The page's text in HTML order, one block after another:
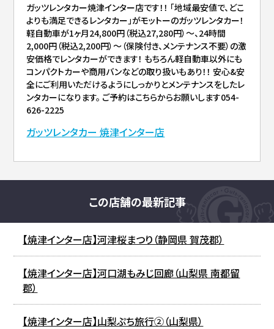
ガッツレンタカー焼津インター店です！！ 「地域最安値で、どこ
よりも満足できるレンタカー」がモットーのガッツレンタカー！
軽自動車が1ヶ月24,800円（税込27,280円）〜、24時間
2,000円（税込2,200円）〜（保険付き、メンテナンス不要）の激
安価格でレンタカーができます！ もちろん軽自動車以外にも
コンパクトカーや商用バンなどの取り扱いもあり！！ 安心&安
全にご利用いただけるようにしっかりとメンテナンスをしたレ
ンタカーになります。 ご予約はこちらからお願いします054-
626-2225
ガッツレンタカー 焼津インター店
この店舗の最新記事
【焼津インター店】河津桜まつり（静岡県 賀茂郡）
【焼津インター店】河口湖もみじ回廊（山梨県 南都留
郡）
【焼津インター店】山梨ぷち旅行②（山梨県）